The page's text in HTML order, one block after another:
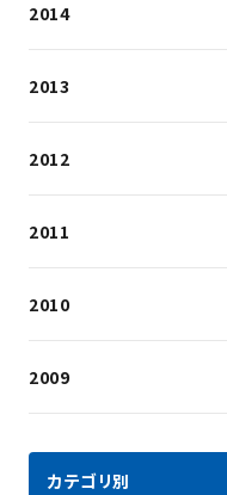
2014
2013
2012
2011
2010
2009
カテゴリ別